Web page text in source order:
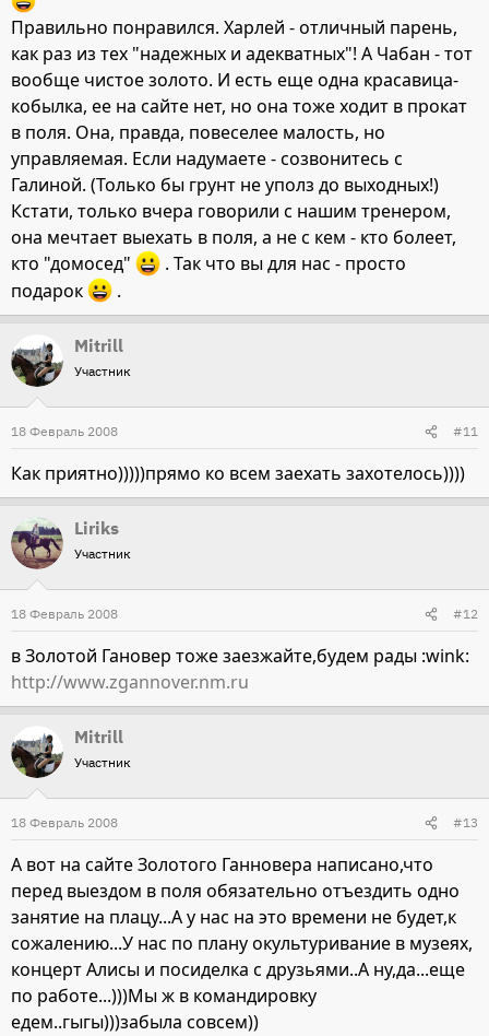
Правильно понравился. Харлей - отличный парень,
как раз из тех "надежных и адекватных"! А Чабан - тот
вообще чистое золото. И есть еще одна красавица-
кобылка, ее на сайте нет, но она тоже ходит в прокат
в поля. Она, правда, повеселее малость, но
управляемая. Если надумаете - созвонитесь с
Галиной. (Только бы грунт не уполз до выходных!)
Кстати, только вчера говорили с нашим тренером,
она мечтает выехать в поля, а не с кем - кто болеет,
кто "домосед"
. Так что вы для нас - просто
подарок
.
Mitrill
Участник
18 Февраль 2008 #11
Как приятно)))))прямо ко всем заехать захотелось))))
Liriks
Участник
18 Февраль 2008 #12
в Золотой Гановер тоже заезжайте,будем рады :wink:
http://www.zgannover.nm.ru
Mitrill
Участник
18 Февраль 2008 #13
А вот на сайте Золотого Ганновера написано,что
перед выездом в поля обязательно отъездить одно
занятие на плацу...А у нас на это времени не будет,к
сожалению...У нас по плану окультуривание в музеях,
концерт Алисы и посиделка с друзьями..А ну,да...еще
по работе...)))Мы ж в командировку
едем..гыгы)))забыла совсем))